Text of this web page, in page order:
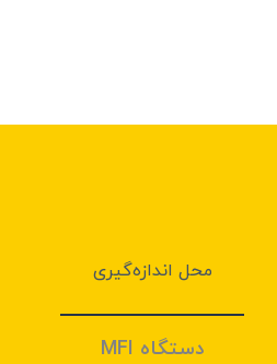
محل اندازه‌گیری
دستگاه MFI